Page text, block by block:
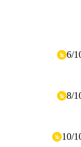
6/
8/
10/